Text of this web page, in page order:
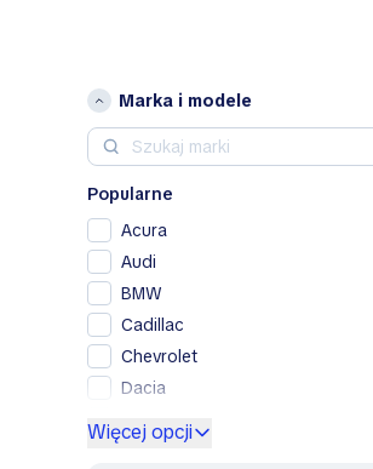
Marka i modele
Popularne
Acura
Audi
BMW
Cadillac
Chevrolet
Dacia
Więcej opcji